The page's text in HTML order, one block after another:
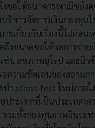
ขอให้ธนาคารพาณิชย์งด
หารจัดการเงินกองทุน
ยเกี่ยวกับเรื่องนี้ไปก่อน
งขนาดขอให้งดการจ่าย
ช่น สหภาพยุโรป และนิ
ความชัดเจนของสถาน
ำ stress test ใหม่ภาย
ระเทศที่เป็นประเทศเ
มทั้งกองทุนการเงินระห